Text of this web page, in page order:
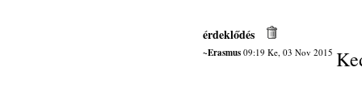
érdeklődés
~Erasmus 09:19 Ke, 03 Nov 2015